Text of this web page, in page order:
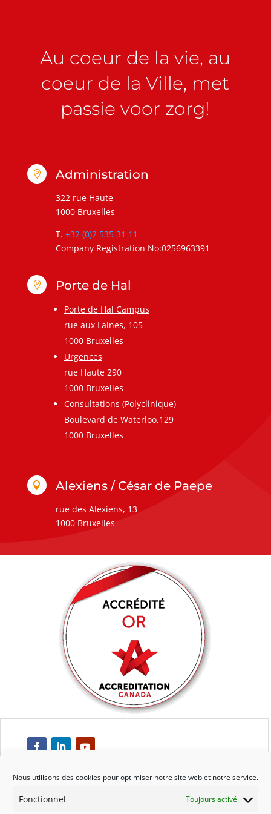
Nous utilisons des cookies pour optimiser notre site web et notre service.
Fonctionnel Toujours activé
Au coeur de la vie, au
coeur de la Ville, met
passie voor zorg!
 Administration
322 rue Haute
1000 Bruxelles
T. +32 (0)2 535 31 11
Company Registration No:0256963391
 Porte de Hal
Porte de Hal Campus
rue aux Laines, 105
1000 Bruxelles
Urgences
rue Haute 290
1000 Bruxelles
Consultations (Polyclinique)
Boulevard de Waterloo,129
1000 Bruxelles
 Alexiens / César de Paepe
rue des Alexiens, 13
1000 Bruxelles
Respect